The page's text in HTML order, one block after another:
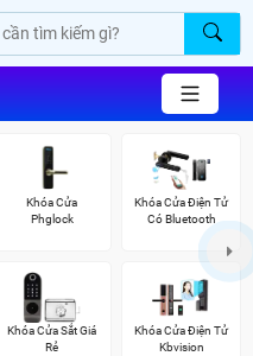
Khóa Cửa
Phglock
Khóa Cửa Điện Tử
Có Bluetooth
Khóa Cửa Sắt Giá
Rẻ
Khóa Cửa Điện Tử
Kbvision